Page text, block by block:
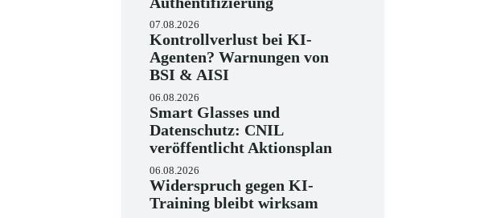
07.08.2026
Kontrollverlust bei KI-
Agenten? Warnungen von
BSI & AISI
06.08.2026
Smart Glasses und
Datenschutz: CNIL
veröffentlicht Aktionsplan
06.08.2026
Widerspruch gegen KI-
Training bleibt wirksam